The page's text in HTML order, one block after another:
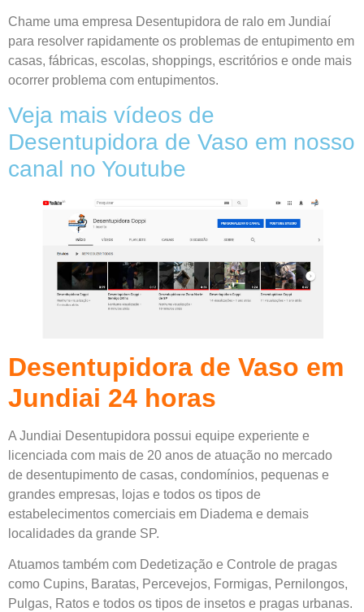
Chame uma empresa Desentupidora de ralo em Jundiaí
para resolver rapidamente os problemas de entupimento em
casas, fábricas, escolas, shoppings, escritórios e onde mais
ocorrer problema com entupimentos.
Veja mais vídeos de
Desentupidora de Vaso em nosso
canal no Youtube
Desentupidora de Vaso em
Jundiai 24 horas
A Jundiai Desentupidora possui equipe experiente e
licenciada com mais de 20 anos de atuação no mercado
de desentupimento de casas, condomínios, pequenas e
grandes empresas, lojas e todos os tipos de
estabelecimentos comerciais em Diadema e demais
localidades da grande SP.
Atuamos também com Dedetização e Controle de pragas
como Cupins, Baratas, Percevejos, Formigas, Pernilongos,
Pulgas, Ratos e todos os tipos de insetos e pragas urbanas.